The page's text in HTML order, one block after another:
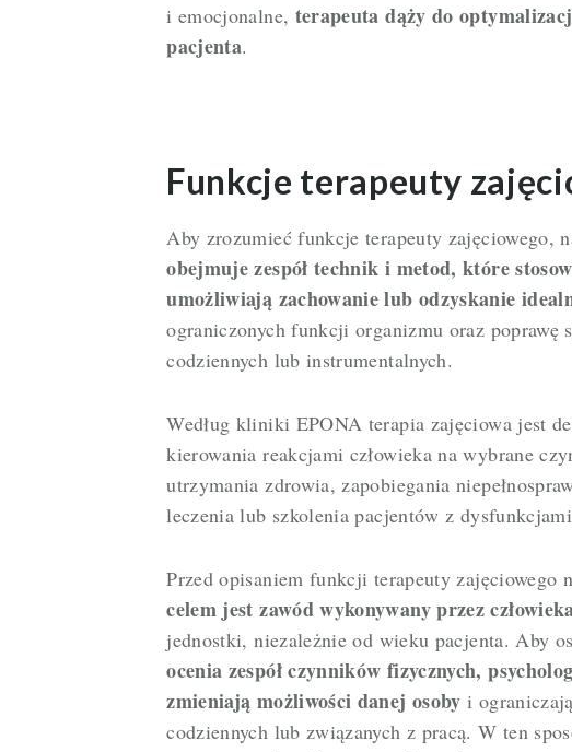
i emocjonalne, terapeuta dąży do
pacjenta.
Funkcje terapeuty
Aby zrozumieć funkcje terapeuty zajęciowego,
obejmuje zespół technik i metod, które
umożliwiają zachowanie lub odzyskanie
ograniczonych funkcji organizmu oraz poprawę
codziennych lub instrumentalnych.
Według kliniki EPONA terapia zajęciowa jest
kierowania reakcjami człowieka na wybrane
utrzymania zdrowia, zapobiegania
leczenia lub szkolenia pacjentów z
Przed opisaniem funkcji terapeuty zajęciowego
celem jest zawód wykonywany przez
jednostki, niezależnie od wieku pacjenta. Aby
ocenia zespół czynników fizycznych,
zmieniają możliwości danej osoby i
codziennych lub związanych z pracą. W ten